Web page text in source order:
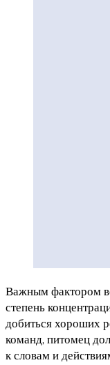
Важным фактором
степень
добиться хороших
команд, питомец
к словам и